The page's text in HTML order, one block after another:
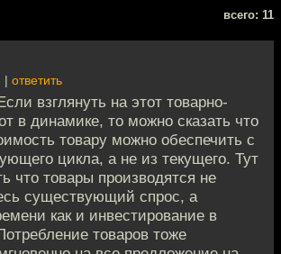
всего: 11
| ответить
взглянуть на этот товарно-
в динамике, то можно сказать что
товару можно обеспечить с
цикла, а не из текущего. Тут
что товары производятся не
существующий спрос, а
как и инвестирование в
товаров тоже